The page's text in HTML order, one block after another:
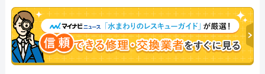
決。多くのお客様に信頼される「給湯器」のスペシ
ャリスト。